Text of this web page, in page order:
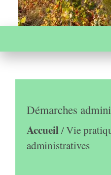
Démarches
Accueil/Vie
administratives